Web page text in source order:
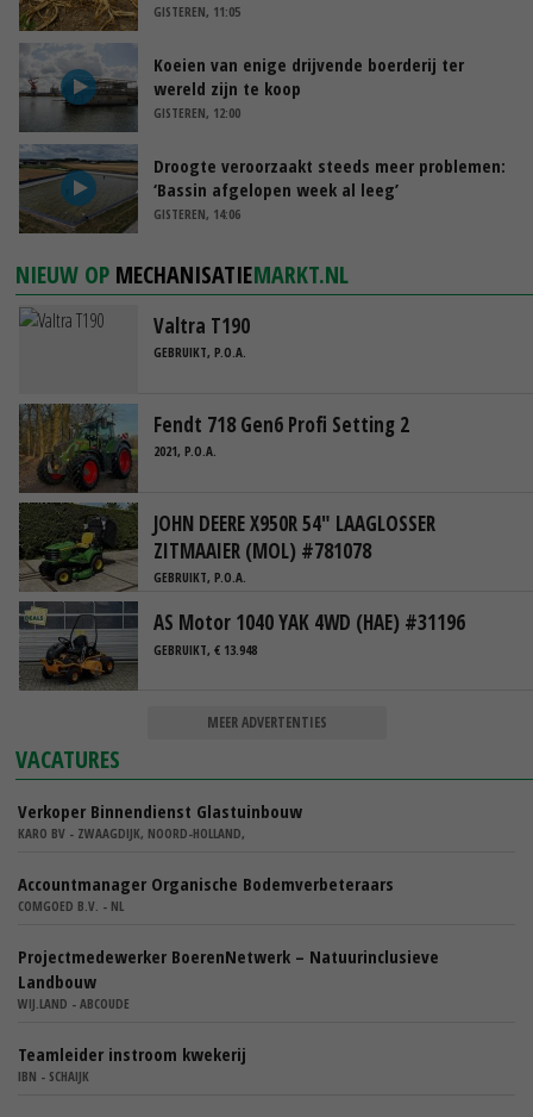
GISTEREN, 11:05
Koeien van enige drijvende boerderij ter
wereld zijn te koop
GISTEREN, 12:00
Droogte veroorzaakt steeds meer problemen:
‘Bassin afgelopen week al leeg’
GISTEREN, 14:06
NIEUW OP MECHANISATIEMARKT.NL
Valtra T190
GEBRUIKT, P.O.A.
Fendt 718 Gen6 Profi Setting 2
2021, P.O.A.
JOHN DEERE X950R 54" LAAGLOSSER
ZITMAAIER (MOL) #781078
GEBRUIKT, P.O.A.
AS Motor 1040 YAK 4WD (HAE) #31196
GEBRUIKT, € 13.948
MEER ADVERTENTIES
VACATURES
Verkoper Binnendienst Glastuinbouw
KARO BV - ZWAAGDIJK, NOORD-HOLLAND,
Accountmanager Organische Bodemverbeteraars
COMGOED B.V. - NL
Projectmedewerker BoerenNetwerk – Natuurinclusieve
Landbouw
WIJ.LAND - ABCOUDE
Teamleider instroom kwekerij
IBN - SCHAIJK